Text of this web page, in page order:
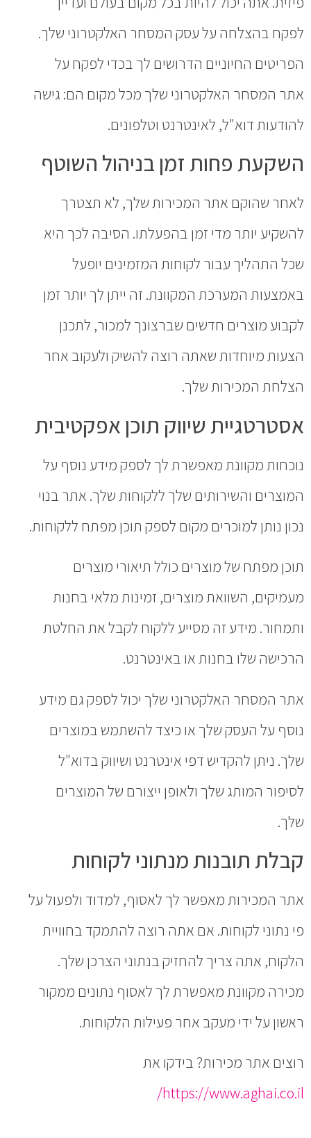
לפקח בהצלחה על עסק המסחר האלקטרוני שלך.
הפריטים החיוניים הדרושים לך בכדי לפקח על
אתר המסחר האלקטרוני שלך מכל מקום הם: גישה
להודעות דוא"ל, לאינטרנט וטלפונים.
השקעת פחות זמן בניהול השוטף
לאחר שהוקם אתר המכירות שלך, לא תצטרך
להשקיע יותר מדי זמן בהפעלתו. הסיבה לכך היא
שכל התהליך עבור לקוחות המזמינים יופעל
באמצעות המערכת המקוונת. זה ייתן לך יותר זמן
לקבוע מוצרים חדשים שברצונך למכור, לתכנן
הצעות מיוחדות שאתה רוצה להשיק ולעקוב אחר
הצלחת המכירות שלך.
אסטרטגיית שיווק תוכן אפקטיבית
נוכחות מקוונת מאפשרת לך לספק מידע נוסף על
המוצרים והשירותים שלך ללקוחות שלך. אתר בנוי
נכון נותן למוכרים מקום לספק תוכן מפתח ללקוחות.
תוכן מפתח של מוצרים כולל תיאורי מוצרים
מעמיקים, השוואת מוצרים, זמינות מלאי בחנות
ותמחור. מידע זה מסייע ללקוח לקבל את החלטת
הרכישה שלו בחנות או באינטרנט.
אתר המסחר האלקטרוני שלך יכול לספק גם מידע
נוסף על העסק שלך או כיצד להשתמש במוצרים
שלך. ניתן להקדיש דפי אינטרנט ושיווק בדוא"ל
לסיפור המותג שלך ולאופן ייצורם של המוצרים
שלך.
קבלת תובנות מנתוני לקוחות
אתר המכירות מאפשר לך לאסוף, למדוד ולפעול על
פי נתוני לקוחות. אם אתה רוצה להתמקד בחוויית
הלקוח, אתה צריך להחזיק בנתוני הצרכן שלך.
מכירה מקוונת מאפשרת לך לאסוף נתונים ממקור
ראשון על ידי מעקב אחר פעילות הלקוחות.
רוצים אתר מכירות? בידקו את
https://www.aghai.co.il/